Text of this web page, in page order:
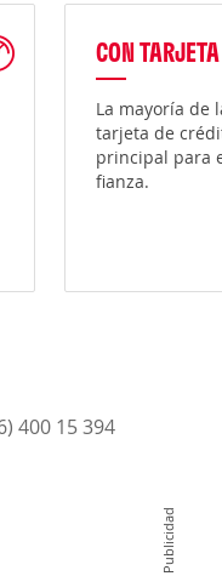
CON
La mayoría de
tarjeta de
principal para
fianza.
400 15 394
Publicidad